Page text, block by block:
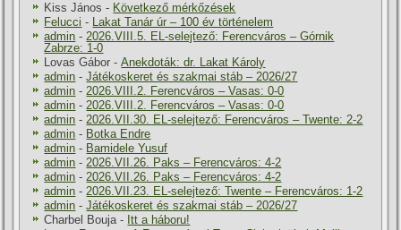
Kiss János - Következő mérkőzések
Felucci - Lakat Tanár úr – 100 év történelem
admin -2026.VIII.5. EL-selejtező: Ferencváros – Górnik
Zabrze: 1-0
Lovas Gábor -Anekdoták: dr. Lakat Károly
admin -Játékoskeret és szakmai stáb – 2026/27
admin -2026.VIII.2. Ferencváros – Vasas: 0-0
admin -2026.VIII.2. Ferencváros – Vasas: 0-0
admin -2026.VII.30. EL-selejtező: Ferencváros – Twente: 2-2
admin - Botka Endre
admin - Bamidele Yusuf
admin -2026.VII.26. Paks – Ferencváros: 4-2
admin -2026.VII.26. Paks – Ferencváros: 4-2
admin -2026.VII.23. EL-selejtező: Twente – Ferencváros: 1-2
admin -Játékoskeret és szakmai stáb – 2026/27
Charbel Bouja- Itt a háboru!